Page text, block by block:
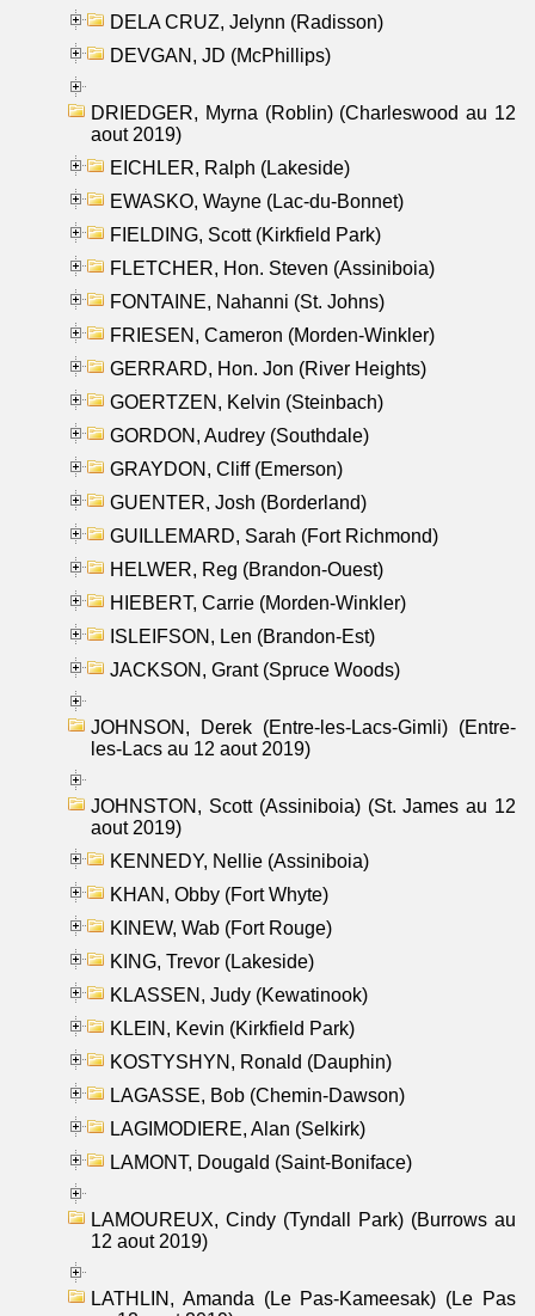
DELA CRUZ, Jelynn (Radisson)
DEVGAN, JD (McPhillips)
DRIEDGER, Myrna (Roblin) (Charleswood au 12
aout 2019)
EICHLER, Ralph (Lakeside)
EWASKO, Wayne (Lac-du-Bonnet)
FIELDING, Scott (Kirkfield Park)
FLETCHER, Hon. Steven (Assiniboia)
FONTAINE, Nahanni (St. Johns)
FRIESEN, Cameron (Morden-Winkler)
GERRARD, Hon. Jon (River Heights)
GOERTZEN, Kelvin (Steinbach)
GORDON, Audrey (Southdale)
GRAYDON, Cliff (Emerson)
GUENTER, Josh (Borderland)
GUILLEMARD, Sarah (Fort Richmond)
HELWER, Reg (Brandon-Ouest)
HIEBERT, Carrie (Morden-Winkler)
ISLEIFSON, Len (Brandon-Est)
JACKSON, Grant (Spruce Woods)
JOHNSON, Derek (Entre-les-Lacs-Gimli) (Entre-
les-Lacs au 12 aout 2019)
JOHNSTON, Scott (Assiniboia) (St. James au 12
aout 2019)
KENNEDY, Nellie (Assiniboia)
KHAN, Obby (Fort Whyte)
KINEW, Wab (Fort Rouge)
KING, Trevor (Lakeside)
KLASSEN, Judy (Kewatinook)
KLEIN, Kevin (Kirkfield Park)
KOSTYSHYN, Ronald (Dauphin)
LAGASSE, Bob (Chemin-Dawson)
LAGIMODIERE, Alan (Selkirk)
LAMONT, Dougald (Saint-Boniface)
LAMOUREUX, Cindy (Tyndall Park) (Burrows au
12 aout 2019)
LATHLIN, Amanda (Le Pas-Kameesak) (Le Pas